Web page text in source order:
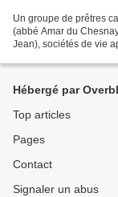
Un groupe de prêtres
(abbé Amar du
Jean), sociétés de vie
Hébergé par
Top articles
Pages
Contact
Signaler un abus